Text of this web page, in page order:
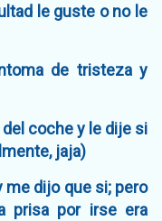
le guste o no le
de tristeza y
coche y le dije si
jaja)
me dijo que si; pero
prisa por irse era